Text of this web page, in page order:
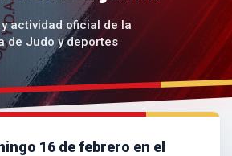
actividad oficial de la
de Judo y deportes
16 de febrero en el